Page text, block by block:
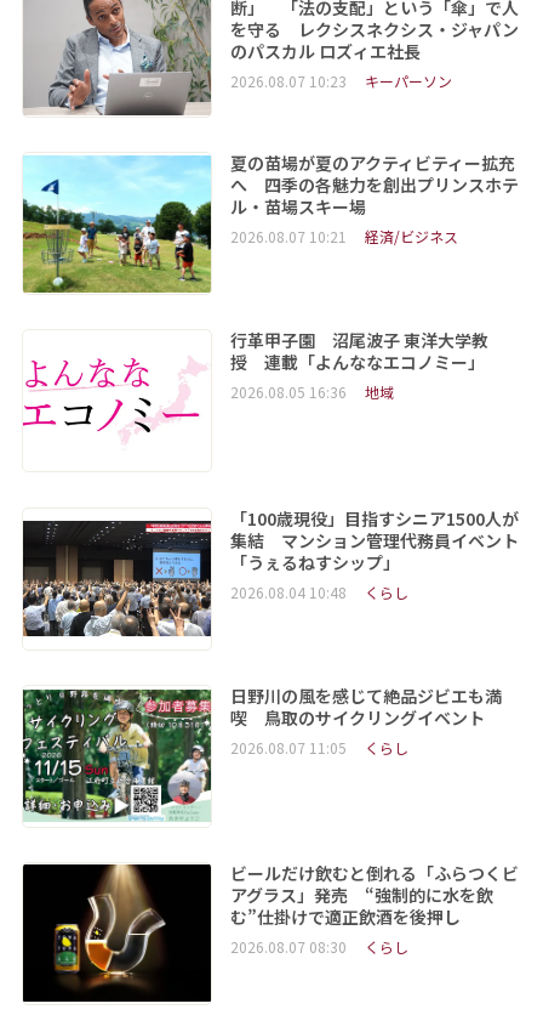
断」 「法の支配」という「傘」で人
を守る レクシスネクシス・ジャパン
のパスカル ロズィエ社長
2026.08.07 10:23 キーパーソン
夏の苗場が夏のアクティビティー拡充
へ 四季の各魅力を創出プリンスホテ
ル・苗場スキー場
2026.08.07 10:21 経済/ビジネス
行革甲子園 沼尾波子 東洋大学教
授 連載「よんななエコノミー」
2026.08.05 16:36 地域
「100歳現役」目指すシニア1500人が
集結 マンション管理代務員イベント
「うぇるねすシップ」
2026.08.04 10:48 くらし
日野川の風を感じて絶品ジビエも満
喫 鳥取のサイクリングイベント
2026.08.07 11:05 くらし
ビールだけ飲むと倒れる「ふらつくビ
アグラス」発売 “強制的に水を飲
む”仕掛けで適正飲酒を後押し
2026.08.07 08:30 くらし